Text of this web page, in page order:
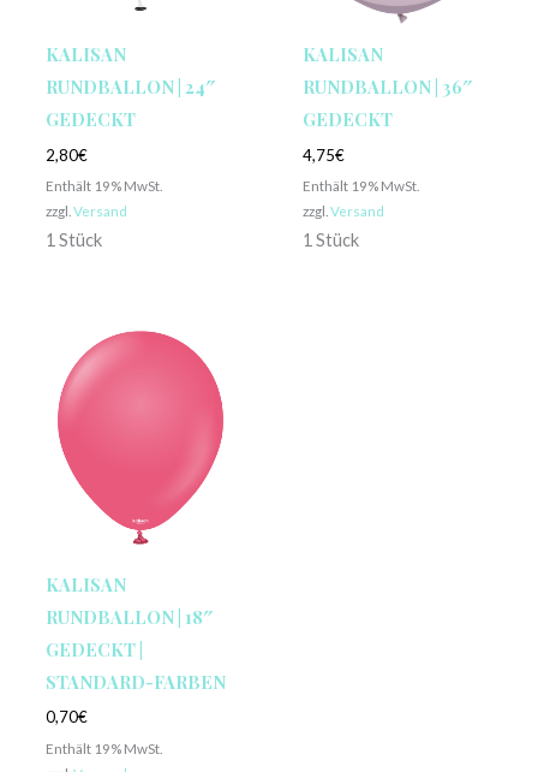
KALISAN
RUNDBALLON | 24″
GEDECKT
2,80€
Enthält 19% MwSt.
zzgl. Versand
1 Stück
KALISAN
RUNDBALLON | 36″
GEDECKT
4,75€
Enthält 19% MwSt.
zzgl. Versand
1 Stück
KALISAN
RUNDBALLON | 18″
GEDECKT |
STANDARD-FARBEN
0,70€
Enthält 19% MwSt.